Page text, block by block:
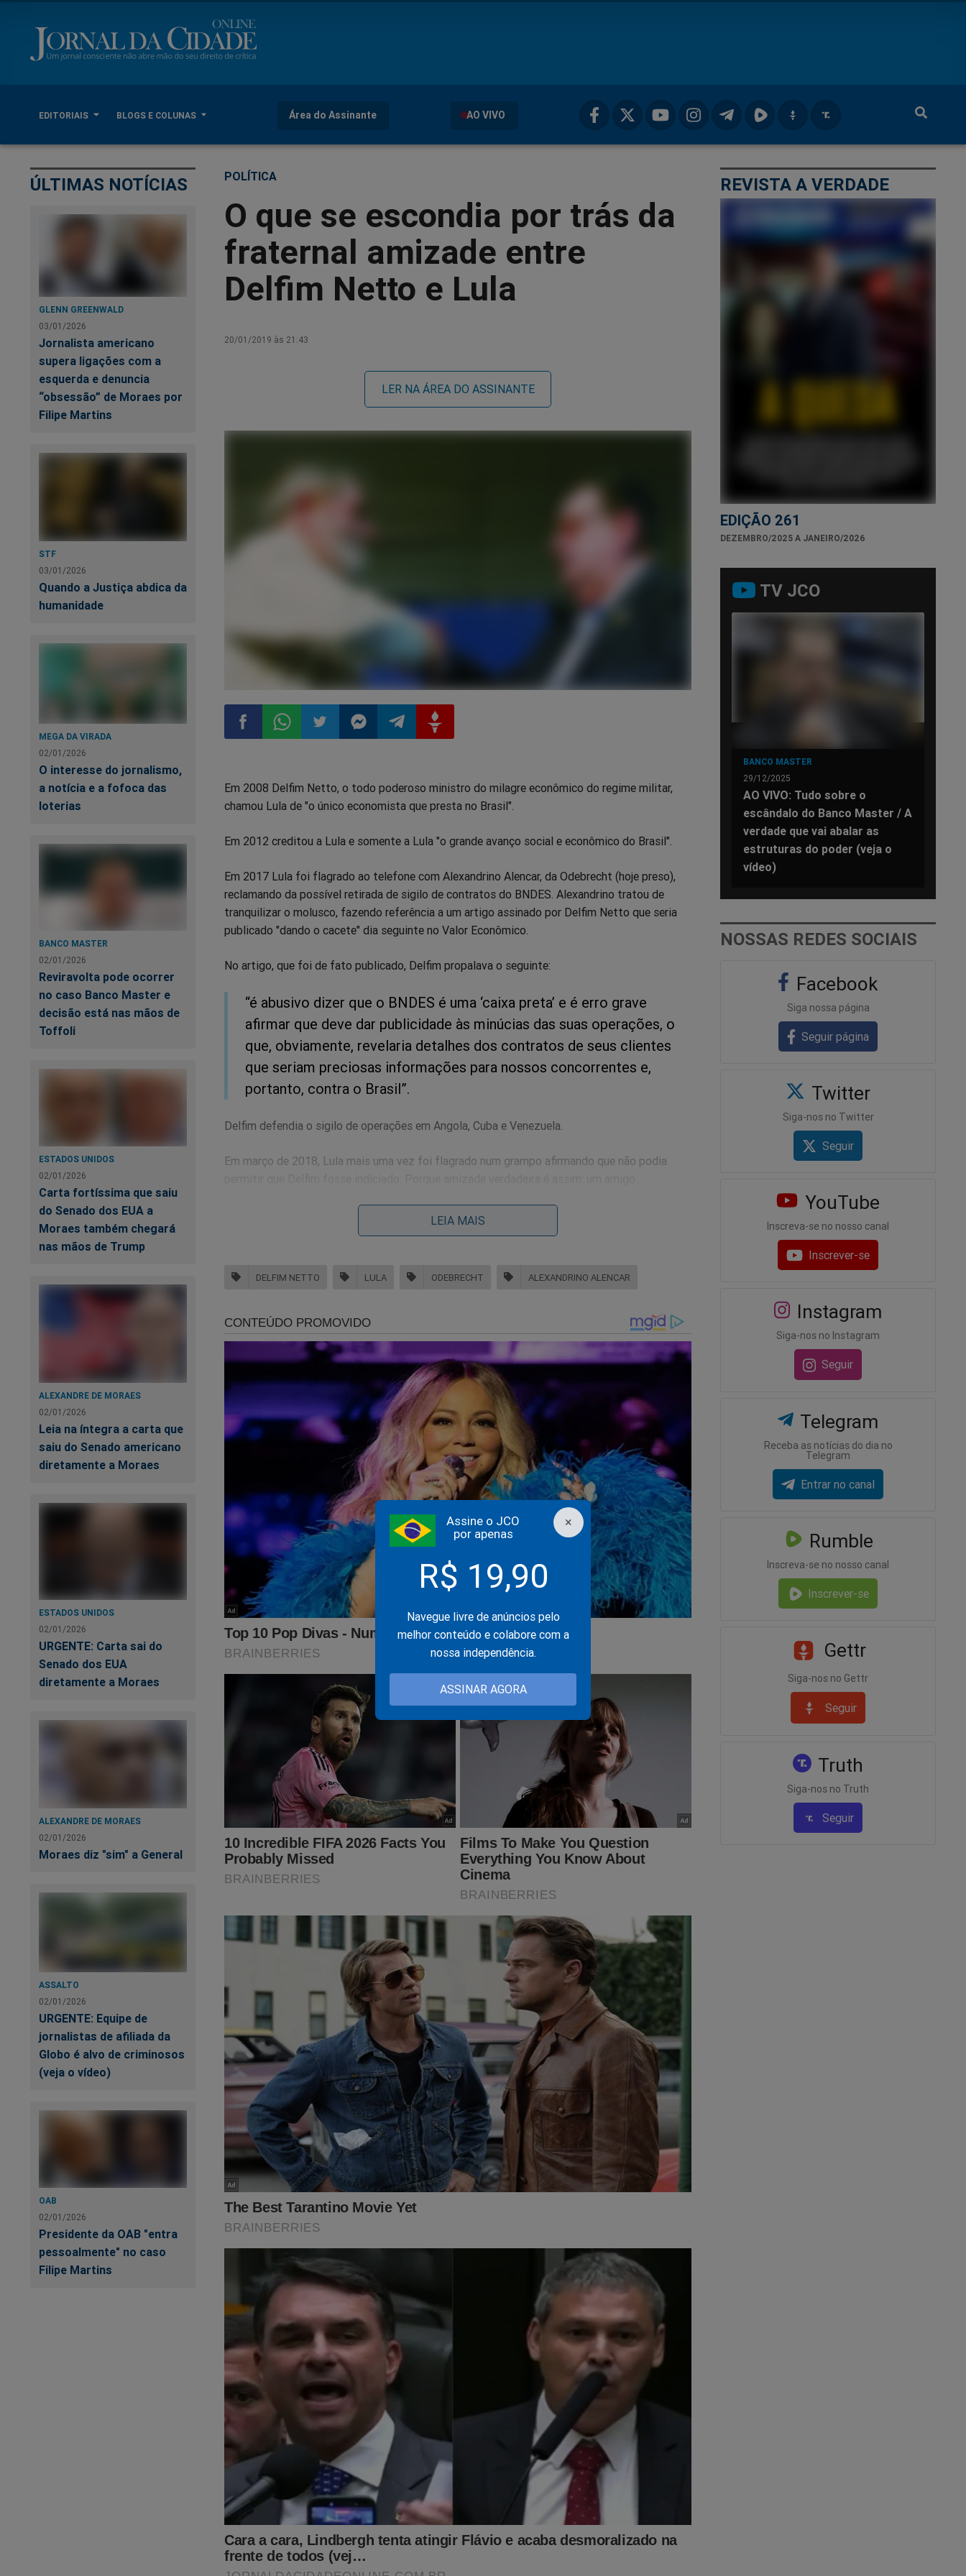
EDITORIAIS BLOGS E COLUNAS Área do Assinante AO VIVO
×
Assine o JCO
por apenas
R$ 19,90
Navegue livre de anúncios pelo
melhor conteúdo e colabore com a
nossa independência.
ASSINAR AGORA
ÚLTIMAS NOTÍCIAS
GLENN GREENWALD
03/01/2026
Jornalista americano
supera ligações com a
esquerda e denuncia
“obsessão” de Moraes por
Filipe Martins
STF
03/01/2026
Quando a Justiça abdica da
humanidade
MEGA DA VIRADA
02/01/2026
O interesse do jornalismo,
a notícia e a fofoca das
loterias
BANCO MASTER
02/01/2026
Reviravolta pode ocorrer
no caso Banco Master e
decisão está nas mãos de
Toffoli
ESTADOS UNIDOS
02/01/2026
Carta fortíssima que saiu
do Senado dos EUA a
Moraes também chegará
nas mãos de Trump
ALEXANDRE DE MORAES
02/01/2026
Leia na íntegra a carta que
saiu do Senado americano
diretamente a Moraes
ESTADOS UNIDOS
02/01/2026
URGENTE: Carta sai do
Senado dos EUA
diretamente a Moraes
ALEXANDRE DE MORAES
02/01/2026
Moraes diz "sim" a General
ASSALTO
02/01/2026
URGENTE: Equipe de
jornalistas de afiliada da
Globo é alvo de criminosos
(veja o vídeo)
OAB
02/01/2026
Presidente da OAB "entra
pessoalmente" no caso
Filipe Martins
POLÍTICA
O que se escondia por trás da
fraternal amizade entre
Delfim Netto e Lula
20/01/2019 às 21:43
LER NA ÁREA DO ASSINANTE
no
no
no
no
no
no
Em 2008 Delfim Netto, o todo poderoso ministro do milagre econômico do regime militar,
chamou Lula de "o único economista que presta no Brasil".
Em 2012 creditou a Lula e somente a Lula "o grande avanço social e econômico do Brasil".
Em 2017 Lula foi flagrado ao telefone com Alexandrino Alencar, da Odebrecht (hoje preso),
reclamando da possível retirada de sigilo de contratos do BNDES. Alexandrino tratou de
tranquilizar o molusco, fazendo referência a um artigo assinado por Delfim Netto que seria
publicado "dando o cacete" dia seguinte no Valor Econômico.
No artigo, que foi de fato publicado, Delfim propalava o seguinte:
“é abusivo dizer que o BNDES é uma ‘caixa preta’ e é erro grave
afirmar que deve dar publicidade às minúcias das suas operações, o
que, obviamente, revelaria detalhes dos contratos de seus clientes
que seriam preciosas informações para nossos concorrentes e,
portanto, contra o Brasil”.
Delfim defendia o sigilo de operações em Angola, Cuba e Venezuela.
Em março de 2018, Lula mais uma vez foi flagrado num grampo afirmando que não podia
Hoje, com a delação de Antonio Palocci, sabemos que Lula pediu R$ 15 milhões de propina a
quais R$ 4 milhões chegaram a ser efetivamente pagos.
pelo "professor" em outros projetos petistas.
Durante anos lemos artigos de Antonio Delfim Netto na imprensa imolando o que lhe restava
de credibilidade na defesa dos governos do PT, imaginando de onde viria a improvável e
tardia amizade entre o Ministro da Fazenda de Costa e Silva, que assinou o AI-5, e o
sindicalista pelego de São Bernardo que organizava greves gerais e foi preso pela ditadura.
Aparentemente, não existe no mundo nenhuma desavença ideológica que alguns milhões não
LEIA MAIS
DELFIM NETTO LULA ODEBRECHT ALEXANDRINO ALENCAR
REVISTA A VERDADE
EDIÇÃO 261
DEZEMBRO/2025 A JANEIRO/2026
TV JCO
BANCO MASTER
29/12/2025
AO VIVO: Tudo sobre o
escândalo do Banco Master / A
verdade que vai abalar as
estruturas do poder (veja o
vídeo)
NOSSAS REDES SOCIAIS
Facebook
Siga nossa página
Seguir página
Twitter
Siga-nos no Twitter
Seguir
YouTube
Inscreva-se no nosso canal
Inscrever-se
Instagram
Siga-nos no Instagram
Seguir
Telegram
Receba as notícias do dia no
Telegram
Entrar no canal
Rumble
Inscreva-se no nosso canal
Inscrever-se
Gettr
Siga-nos no Gettr
Seguir
Truth
Siga-nos no Truth
Seguir